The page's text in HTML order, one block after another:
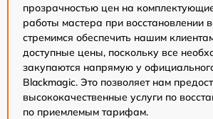
прозрачностью цен на
работы мастера при восстановлении
стремимся обеспечить нашим
доступные цены, поскольку все
закупаются напрямую у
Blackmagic. Это позволяет нам
высококачественные услуги по
по приемлемым тарифам.